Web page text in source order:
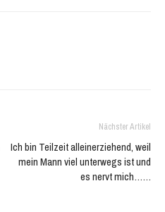
Nächster Artikel
Ich bin Teilzeit alleinerziehend, weil
mein Mann viel unterwegs ist und
es nervt mich……